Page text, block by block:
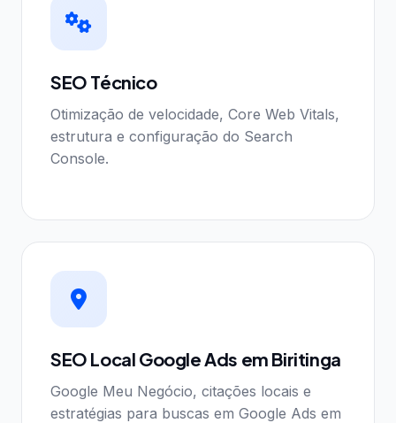
SEO Técnico
Otimização de velocidade, Core Web Vitals,
estrutura e configuração do Search
Console.
SEO Local Google Ads em Biritinga
Google Meu Negócio, citações locais e
estratégias para buscas em Google Ads em